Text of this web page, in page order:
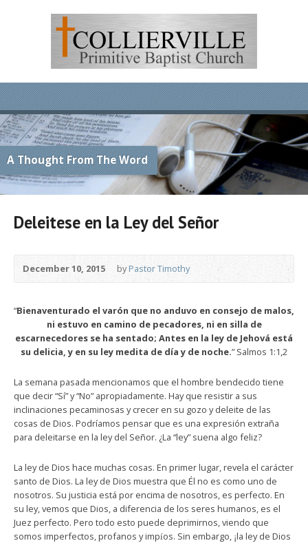
A Thought From The Word
Deleitese en la Ley del Señor
December 10, 2015 byPastor Timothy
“Bienaventurado el varón que no anduvo en consejo de malos,
ni estuvo en camino de pecadores, ni en silla de
escarnecedores se ha sentado; Antes en la ley de Jehová está
su delicia, y en su ley medita de día y de noche.” Salmos 1:1,2
La semana pasada mencionamos que el hombre bendecido tiene
que decir “Sí” y “No” apropiadamente. Hay que resistir a sus
inclinaciones pecaminosas y crecer en su gozo y deleite de las
cosas de Dios. Podríamos pensar que es una expresión extraña
para deleitarse en la ley del Señor. ¿La “ley” suena algo feliz?
La ley de Dios hace muchas cosas. En primer lugar, revela el carácter
santo de Dios. La ley de Dios muestra que Él no es como uno de
nosotros. Su justicia está por encima de nosotros, es perfecto. En
su ley, vemos que Dios, a diferencia de los seres humanos, es el
Juez perfecto. Pero todo esto puede deprimirnos, viendo que
somos imperfectos, profanos y impíos. Sin embargo, ¡la ley de Dios